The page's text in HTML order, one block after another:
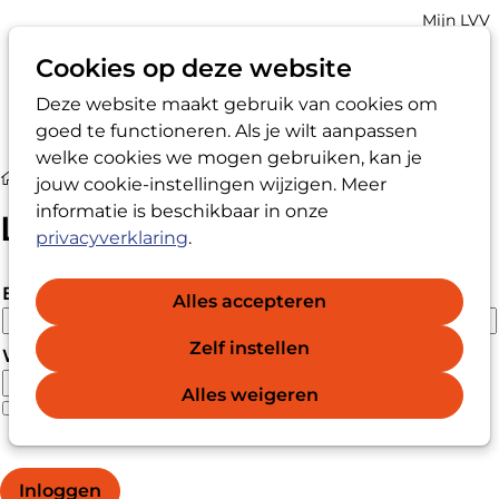
Cookies op deze website
Deze website maakt gebruik van cookies om
goed te functioneren. Als je wilt aanpassen
welke cookies we mogen gebruiken, kan je
jouw cookie-instellingen wijzigen. Meer
informatie is beschikbaar in onze
privacyverklaring.
Alles accepteren
Zelf instellen
Alles weigeren
Zoek
Account
Mijn LVV
Login
Login
E-mailadres
Wachtwoord
Wachtwoord weergeven
Wachtwoord vergeten?
Inloggen